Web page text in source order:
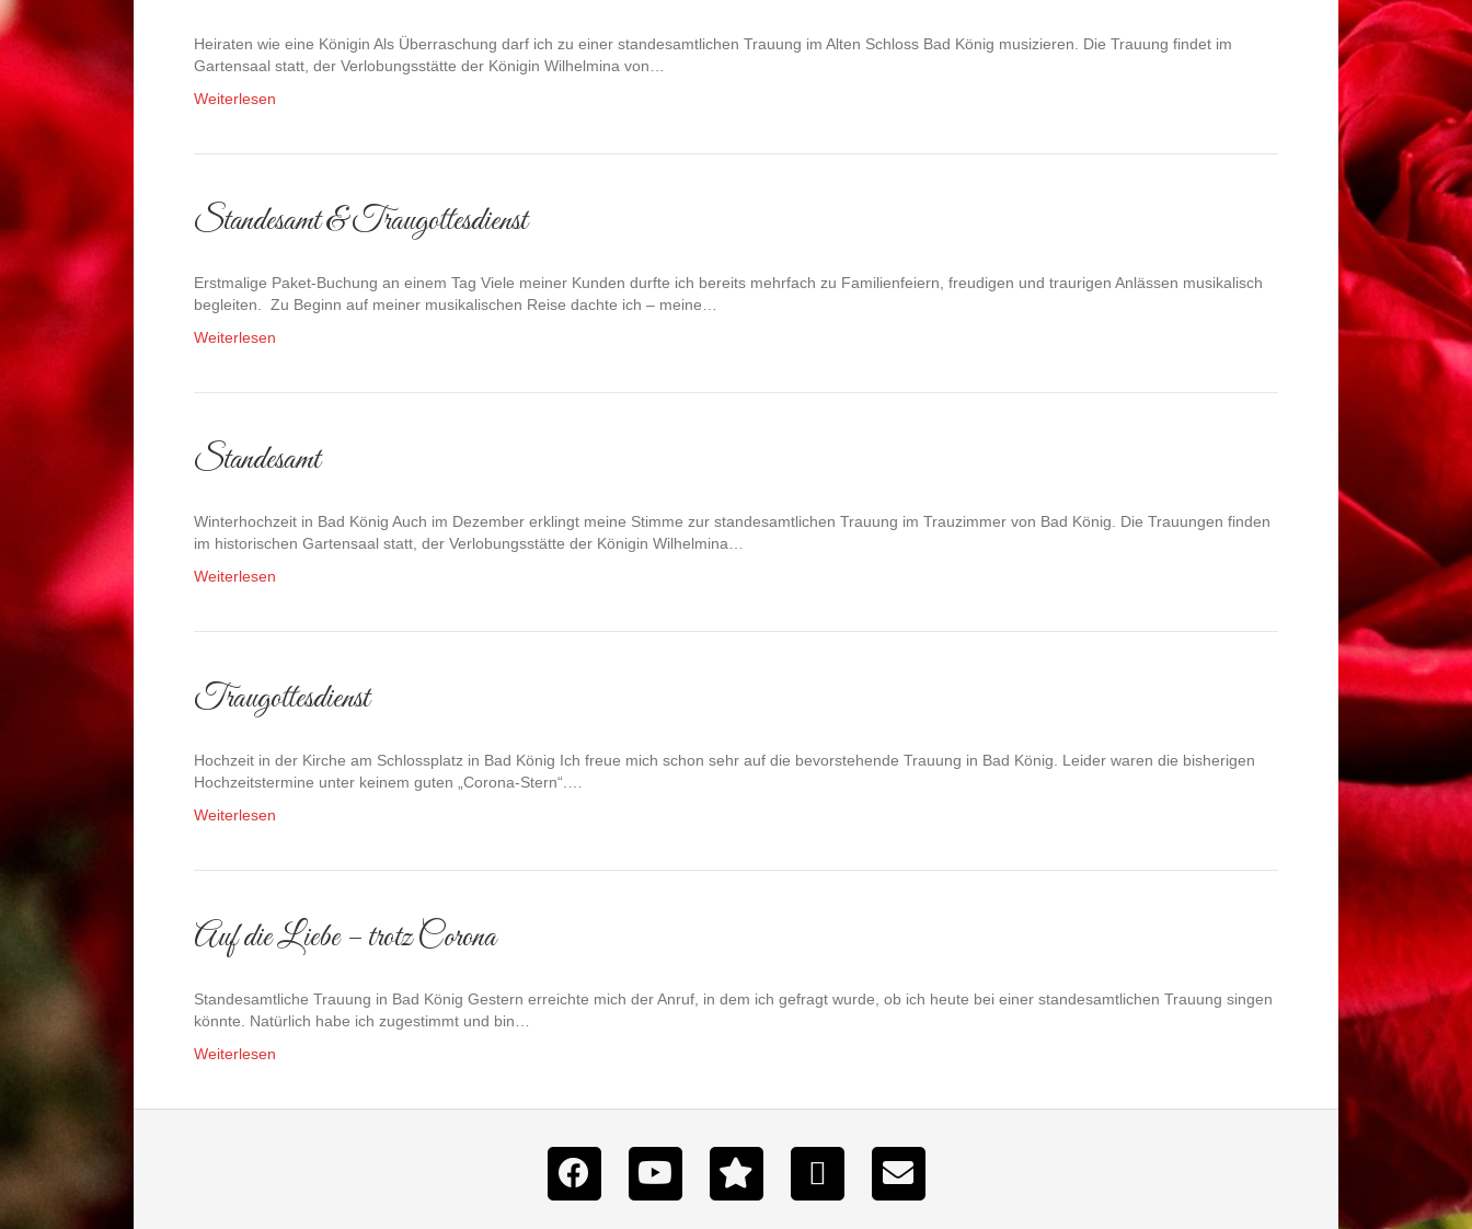
Heiraten wie eine Königin Als Überraschung darf ich zu einer standesamtlichen Trauung im Alten Schloss Bad König musizieren. Die Trauung findet im
Gartensaal statt, der Verlobungsstätte der Königin Wilhelmina von…
Weiterlesen
Standesamt & Traugottesdienst
Erstmalige Paket-Buchung an einem Tag Viele meiner Kunden durfte ich bereits mehrfach zu Familienfeiern, freudigen und traurigen Anlässen musikalisch
begleiten. Zu Beginn auf meiner musikalischen Reise dachte ich – meine…
Weiterlesen
Standesamt
Winterhochzeit in Bad König Auch im Dezember erklingt meine Stimme zur standesamtlichen Trauung im Trauzimmer von Bad König. Die Trauungen finden
im historischen Gartensaal statt, der Verlobungsstätte der Königin Wilhelmina…
Weiterlesen
Traugottesdienst
Hochzeit in der Kirche am Schlossplatz in Bad König Ich freue mich schon sehr auf die bevorstehende Trauung in Bad König. Leider waren die bisherigen
Hochzeitstermine unter keinem guten „Corona-Stern“.…
Weiterlesen
Auf die Liebe – trotz Corona
Standesamtliche Trauung in Bad König Gestern erreichte mich der Anruf, in dem ich gefragt wurde, ob ich heute bei einer standesamtlichen Trauung singen
könnte. Natürlich habe ich zugestimmt und bin…
Weiterlesen